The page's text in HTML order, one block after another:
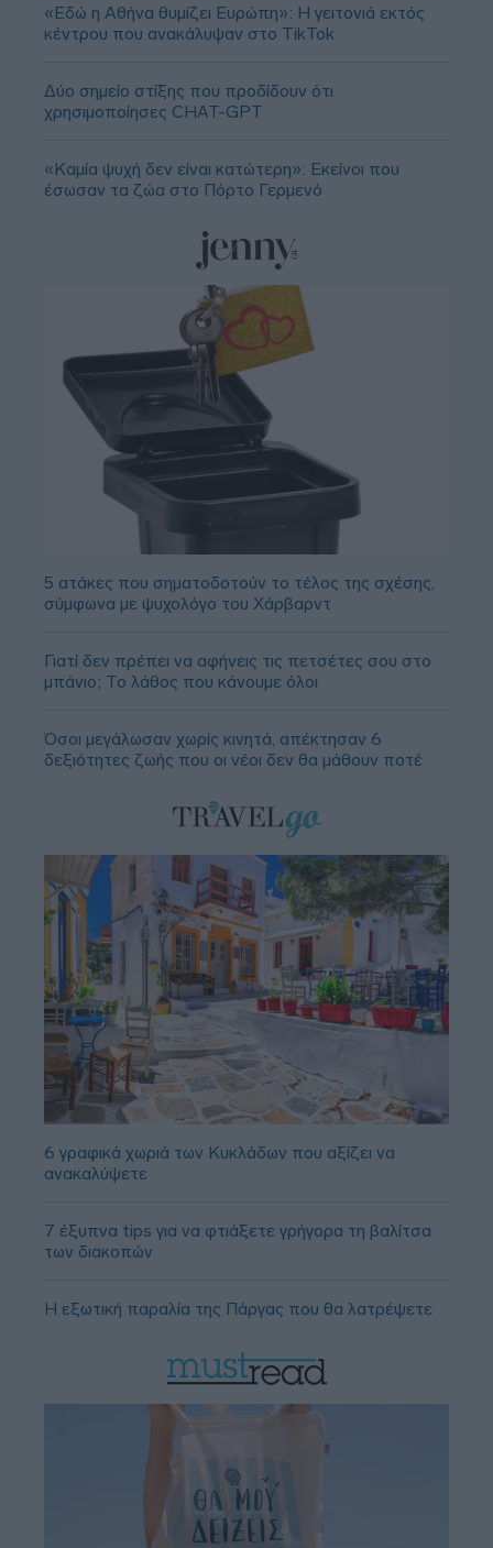
«Εδώ η Αθήνα θυμίζει Ευρώπη»: H γειτονιά εκτός
κέντρου που ανακάλυψαν στο TikTok
Δύο σημείο στίξης που προδίδουν ότι
χρησιμοποίησες CHAT-GPT
«Καμία ψυχή δεν είναι κατώτερη»: Εκείνοι που
έσωσαν τα ζώα στο Πόρτο Γερμενό
5 ατάκες που σηματοδοτούν το τέλος της σχέσης,
σύμφωνα με ψυχολόγο του Χάρβαρντ
Γιατί δεν πρέπει να αφήνεις τις πετσέτες σου στο
μπάνιο; Το λάθος που κάνουμε όλοι
Όσοι μεγάλωσαν χωρίς κινητά, απέκτησαν 6
δεξιότητες ζωής που οι νέοι δεν θα μάθουν ποτέ
6 γραφικά χωριά των Κυκλάδων που αξίζει να
ανακαλύψετε
7 έξυπνα tips για να φτιάξετε γρήγορα τη βαλίτσα
των διακοπών
Η εξωτική παραλία της Πάργας που θα λατρέψετε